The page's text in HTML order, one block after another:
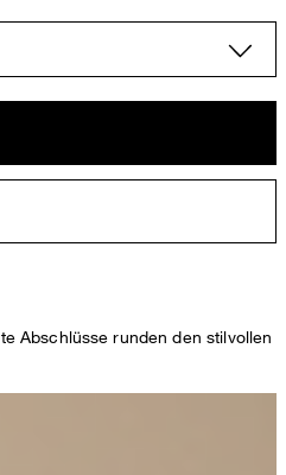
Abschlüsse runden den stilvollen